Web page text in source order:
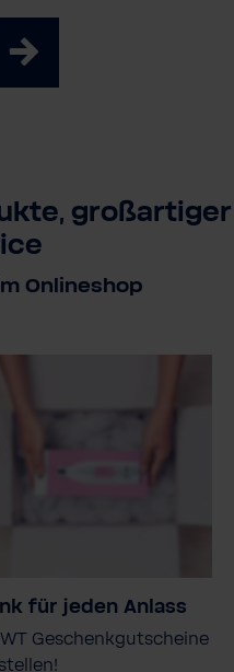
großartiger
Onlineshop
für jeden Anlass
Geschenkgutscheine